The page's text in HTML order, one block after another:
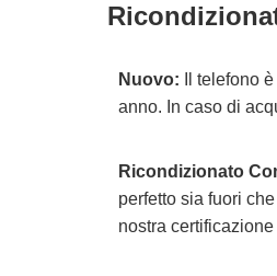
Nuovo:
Il telefono
anno. In caso di
Ricondizionato
perfetto sia fuori
nostra certificazione